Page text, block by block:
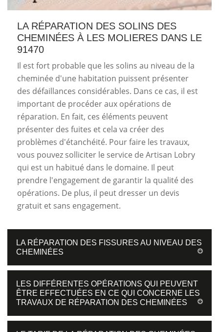
LA RÉPARATION DES SOLINS DES
CHEMINÉES À LES MOLIERES DANS LE
91470
Il est fort probable que les solins au niveau de la
cheminée d'une habitation puissent présenter
des défaillances considérables. Dans ce cas, il est
important de procéder aux opérations de
réparation. En fait, ces éléments peuvent
présenter des fuites et cela va créer des
problèmes d'étanchéité. Pour faire les travaux,
vous pouvez solliciter le service de Artisan Lobry
qui est un habitué dans le domaine. Il peut
prendre l'engagement de garantir la qualité des
opérations. De plus, il peut dresser un devis
gratuit et sans engagement.
LA RÉPARATION DES FISSURES AU NIVEAU DES
CHEMINÉES
LES DIFFÉRENTES OPÉRATIONS QUI PEUVENT
ÊTRE EFFECTUÉES EN CE QUI CONCERNE LES
TRAVAUX DE RÉPARATION DES CHEMINÉES